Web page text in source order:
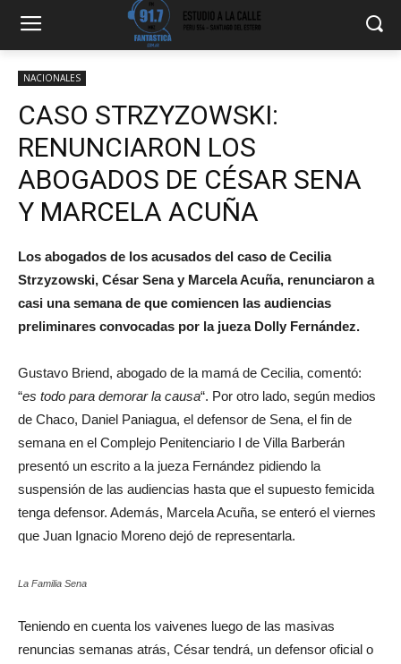
NACIONALES
CASO STRZYZOWSKI:
RENUNCIARON LOS
ABOGADOS DE CÉSAR SENA
Y MARCELA ACUÑA
Los abogados de los acusados del caso de Cecilia
Strzyzowski, César Sena y Marcela Acuña, renunciaron a
casi una semana de que comiencen las audiencias
preliminares convocadas por la jueza Dolly Fernández.
Gustavo Briend, abogado de la mamá de Cecilia, comentó:
“es todo para demorar la causa“. Por otro lado, según medios
de Chaco, Daniel Paniagua, el defensor de Sena, el fin de
semana en el Complejo Penitenciario I de Villa Barberán
presentó un escrito a la jueza Fernández pidiendo la
suspensión de las audiencias hasta que el supuesto femicida
tenga defensor. Además, Marcela Acuña, se enteró el viernes
que Juan Ignacio Moreno dejó de representarla.
La Familia Sena
Teniendo en cuenta los vaivenes luego de las masivas
renuncias semanas atrás, César tendrá, un defensor oficial o